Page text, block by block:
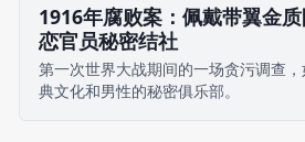
1916年腐败案：佩戴带翼金
恋官员秘密结社
第一次世界大战期间的一场贪污调查
典文化和男性的秘密俱乐部。